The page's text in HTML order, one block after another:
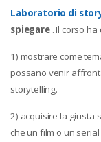
Laboratorio di
spiegare. Il corso ha
1) mostrare come
possano venir
storytelling.
2) acquisire la giusta
che un film o un